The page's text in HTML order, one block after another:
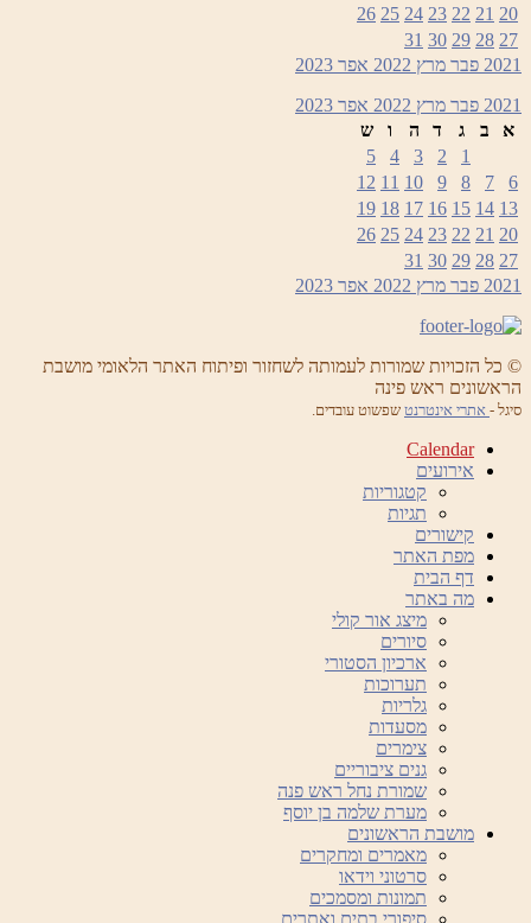
20
21
22
23
24
25
26
27
28
29
30
31
2021 פבר מרץ 2022 אפר 2023
2021 פבר מרץ 2022 אפר 2023
א
ב ג ד ה ו
ש
1
2
3
4
5
6
7
8
9
10
11
12
13
14
15
16
17
18
19
20
21
22
23
24
25
26
27
28
29
30
31
2021 פבר מרץ 2022 אפר 2023
© כל הזכויות שמורות לעמותה לשחזור ופיתוח האתר הלאומי מושבת
הראשונים ראש פינה
סיגל - אתרי אינטרנט שפשוט עובדים.
Calendar
אירועים
קטגוריות
תגיות
קישורים
מפת האתר
דף הבית
מה באתר
מיצג אור קולי
סיורים
ארכיון הסטורי
תערוכות
גלריות
מסעדות
צימרים
גנים ציבוריים
שמורת נחל ראש פנה
מערת שלמה בן יוסף
מושבת הראשונים
מאמרים ומחקרים
סרטוני וידאו
תמונות ומסמכים
סיפורי בתים ואתרים